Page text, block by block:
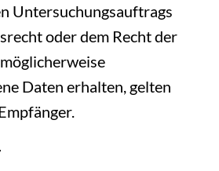
Untersuchungsauftrags
oder dem Recht der
Daten erhalten, gelten